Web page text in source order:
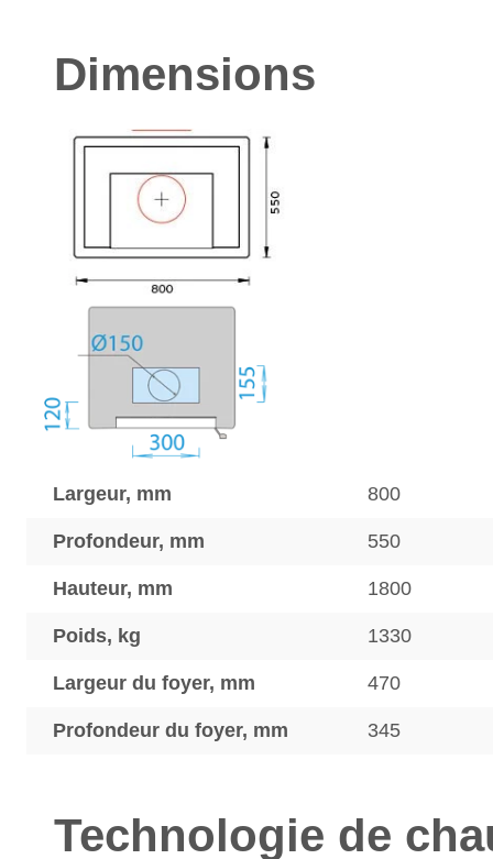
Dimensions
Largeur, mm 800
Profondeur, mm 550
Hauteur, mm 1800
Poids, kg 1330
Largeur du foyer, mm 470
Profondeur du foyer, mm 345
Technologie de